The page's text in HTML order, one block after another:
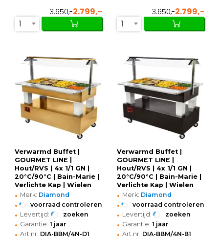
3.650,-2.799,-
1
3.650,-2.799,-
1
Verwarmd Buffet |
GOURMET LINE |
Hout/RVS | 4x 1/1 GN |
20°C/90°C | Bain-Marie |
Verlichte Kap | Wielen
(Geremd) |
1440x950x1370(h)mm
• Merk: Diamond
• voorraad controleren
• Levertijd: zoeken
• Garantie: 1 jaar
• Art.nr: DIA-BBM/4N-D1
Verwarmd Buffet |
GOURMET LINE |
Hout/RVS | 4x 1/1 GN |
20°C/90°C | Bain-Marie |
Verlichte Kap | Wielen
(Geremd) |
1440x950x1370(h)mm
• Merk: Diamond
• voorraad controleren
• Levertijd: zoeken
• Garantie: 1 jaar
• Art.nr: DIA-BBM/4N-B1